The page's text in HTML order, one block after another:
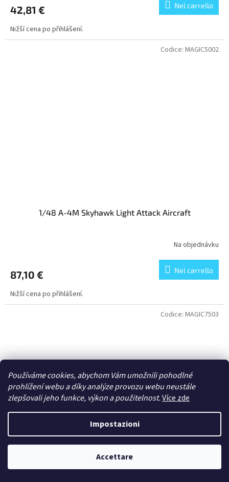
Používáme cookies, abychom Vám umožnili pohodlné
prohlížení webu a díky analýze provozu webu neustále
zlepšovali jeho funkce, výkon a použitelnost.Více zde
Impostazioni
Accettare
42,81 € Nel carrello
Nižší cena po přihlášení.
1/48 A-4M Skyhawk Light Attack Aircraft
Na objednávku
87,10 € Nel carrello
Nižší cena po přihlášení.
Codice: MAGIC5002
Codice: MAGIC7503